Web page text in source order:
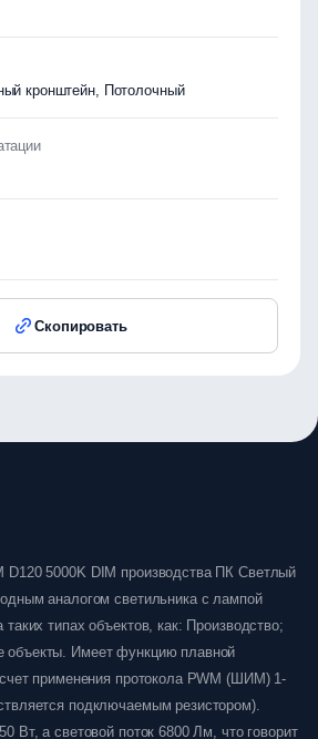
кронштейн, Потолочный
Скопировать
D120 5000K DIM производства ПК Светлый
аналогом светильника с лампой
типах объектов, как: Производство;
Имеет функцию плавной
счет применения протокола PWM (ШИМ) 1-
подключаемым резистором).
Вт, а световой поток 6800 Лм, что говорит